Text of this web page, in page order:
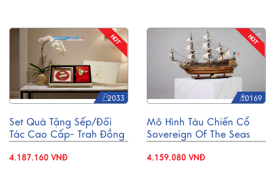
2033
Set Quà Tặng Sếp/Đối
Tác Cao Cấp- Trah Đồng
CBQT004
4.187.160 VNĐ
10169
Mô Hình Tàu Chiến Cổ
Sovereign Of The Seas
MNV-TB14
4.159.080 VNĐ